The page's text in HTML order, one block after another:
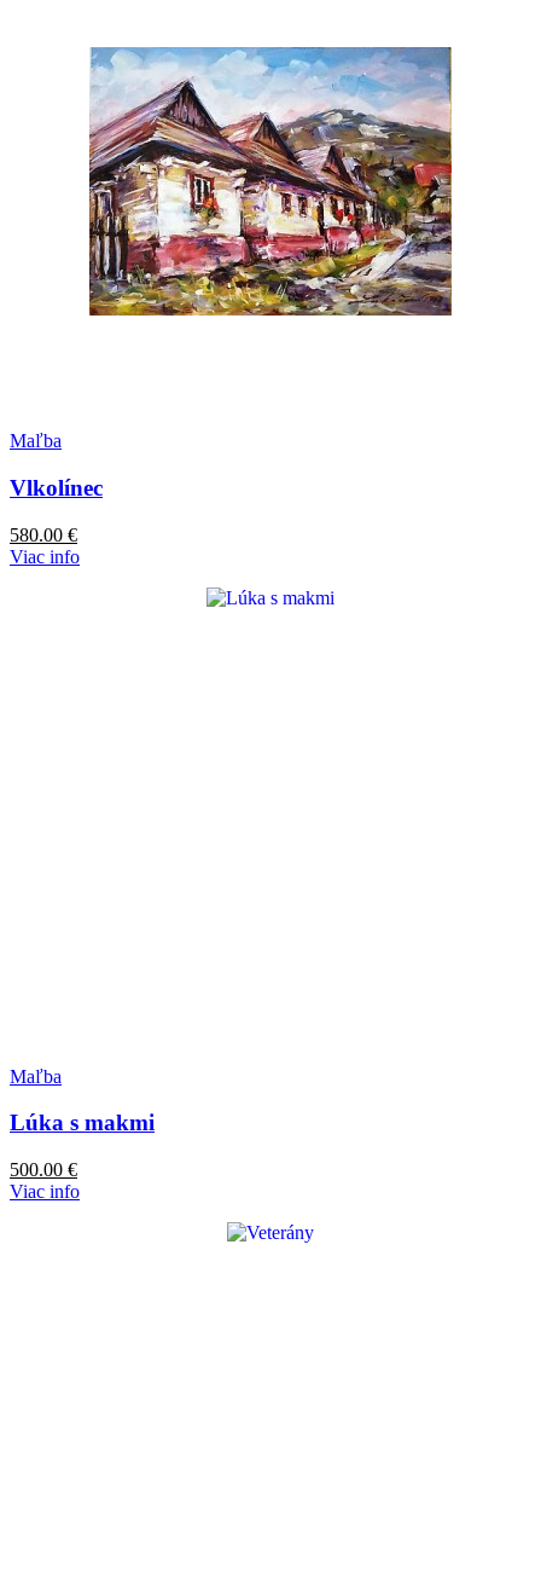
Maľba
Vlkolínec
580.00 €
Viac info
Maľba
Lúka s makmi
500.00 €
Viac info